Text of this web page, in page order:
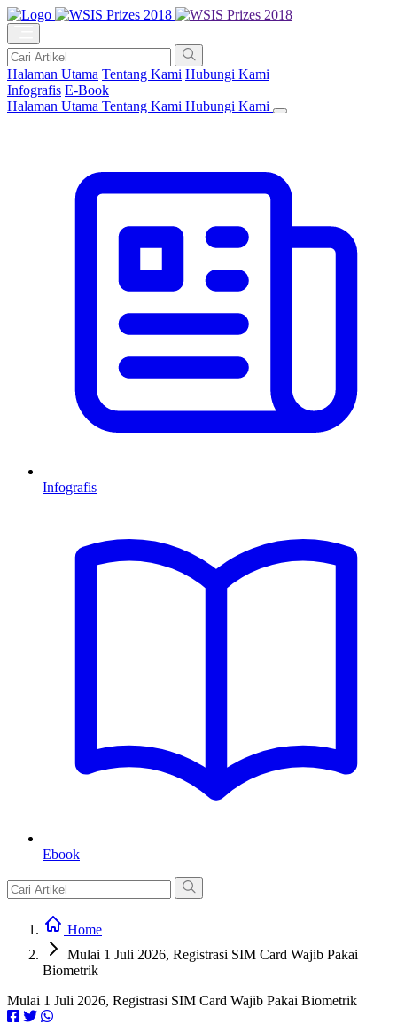
Halaman Utama Tentang Kami Hubungi Kami
Infografis E-Book
Halaman Utama Tentang Kami Hubungi Kami
Infografis
Ebook
Home
Mulai 1 Juli 2026, Registrasi SIM Card Wajib Pakai
Biometrik
Mulai 1 Juli 2026, Registrasi SIM Card Wajib Pakai Biometrik